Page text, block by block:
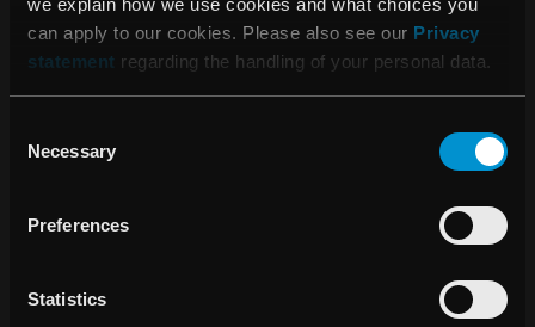
we explain how we use cookies and what choices you
can apply to our cookies. Please also see our Privacy
statement regarding the handling of your personal data.
Selection
Necessary
Preferences
Statistics
07:49 23 april, 2012
Hallym University Medical Center